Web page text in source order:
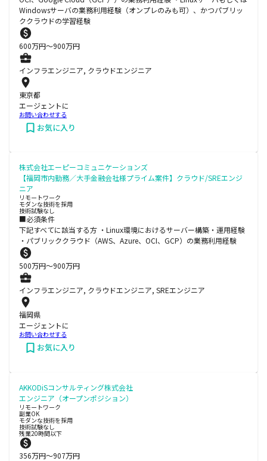
Windowsサーバの業務利用経験（オンプレのみも可）、かつパブリッ
ククラウドの学習経験
600万円〜900万円
インフラエンジニア, クラウドエンジニア
東京都
エージェントに
お問い合わせする
お気に入り
株式会社エーピーコミュニケーションズ
【福岡市内勤務／大手金融会社様プライム案件】クラウド/SREエンジ
ニア
リモートワーク
モダンな技術を採用
技術試験なし
■必須条件
下記すべてに該当する方 ・Linux環境におけるサーバー構築・運用経験
・パブリッククラウド（AWS、Azure、OCI、GCP）の業務利用経験
500万円〜900万円
インフラエンジニア, クラウドエンジニア, SREエンジニア
福岡県
エージェントに
お問い合わせする
お気に入り
AKKODiSコンサルティング株式会社
エンジニア（オープンポジション）
リモートワーク
副業OK
モダンな技術を採用
技術試験なし
残業20時間以下
356万円〜907万円